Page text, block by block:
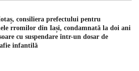
consiliera prefectului pentru
rromilor din Iași, condamnată la doi ani
cu suspendare într-un dosar de
infantilă